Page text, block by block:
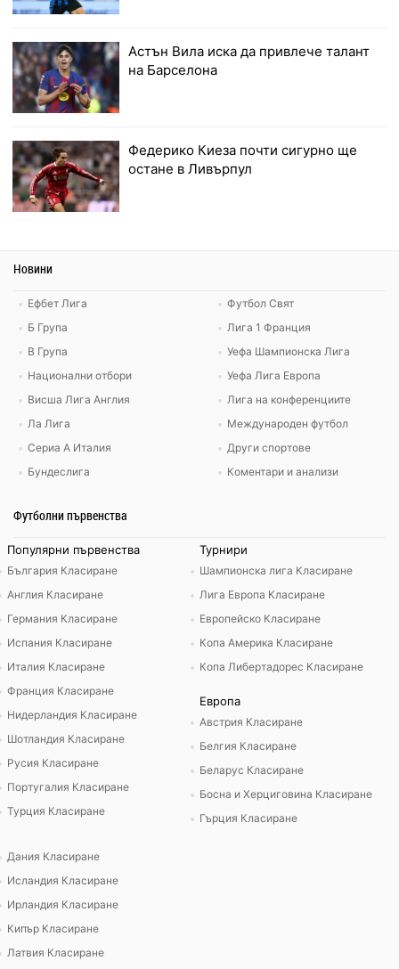
Астън Вила иска да привлече талант
на Барселона
Федерико Киеза почти сигурно ще
остане в Ливърпул
Новини
Ефбет Лига
Б Група
В Група
Национални отбори
Висша Лига Англия
Ла Лига
Сериа А Италия
Бундеслига
Футбол Свят
Лига 1 Франция
Уефа Шампионска Лига
Уефа Лига Европа
Лига на конференциите
Международен футбол
Други спортове
Коментари и анализи
Футболни първенства
Популярни първенства
България Класиране
Англия Класиране
Германия Класиране
Испания Класиране
Италия Класиране
Франция Класиране
Нидерландия Класиране
Шотландия Класиране
Русия Класиране
Португалия Класиране
Турция Класиране
Турнири
Шампионска лига Класиране
Лига Европа Класиране
Европейско Класиране
Копа Америка Класиране
Копа Либертадорес Класиране
Европа
Австрия Класиране
Белгия Класиране
Беларус Класиране
Босна и Херциговина Класиране
Гърция Класиране
Дания Класиране
Исландия Класиране
Ирландия Класиране
Кипър Класиране
Латвия Класиране